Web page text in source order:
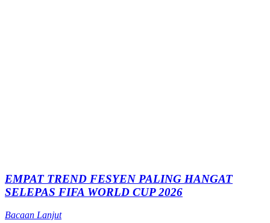
EMPAT TREND FESYEN PALING HANGAT
SELEPAS FIFA WORLD CUP 2026
Bacaan Lanjut